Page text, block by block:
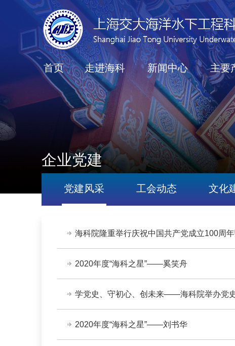
首页 走进海科 新闻中心 主要
企业党建
党建风采 工会动态 文化
海科院隆重举行庆祝中国共产党成立100周
2020年度“海科之星”——奚笑舟
学党史、守初心、创未来——海科院举办党
2020年度“海科之星”——刘书华